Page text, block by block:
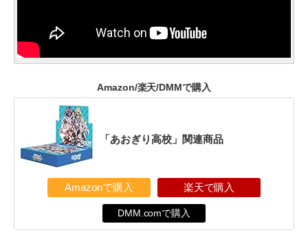
Amazon/楽天/DMMで購入
「あおぎり高校」関連商品
Amazonで購入 楽天で購入
DMM.comで購入